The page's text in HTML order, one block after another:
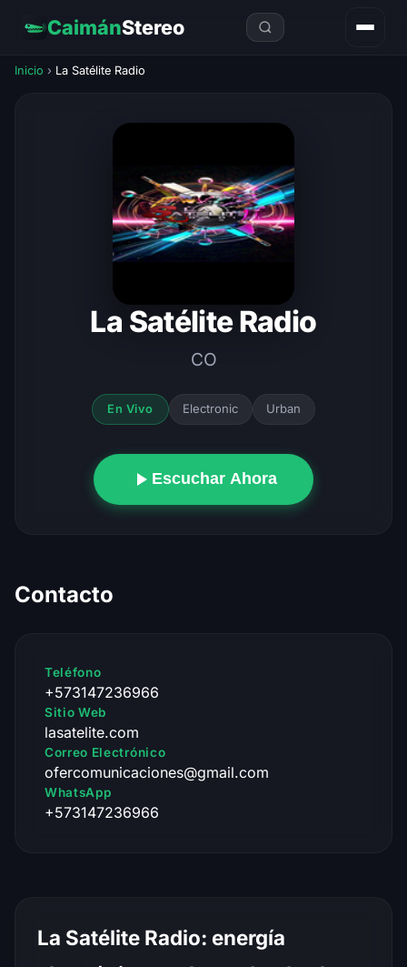
CaimánStereo
Inicio › La Satélite Radio
La Satélite Radio
CO
En Vivo Electronic Urban
Escuchar Ahora
Contacto
Teléfono
+573147236966
Sitio Web
lasatelite.com
Correo Electrónico
ofercomunicaciones@gmail.com
WhatsApp
+573147236966
La Satélite Radio: energía